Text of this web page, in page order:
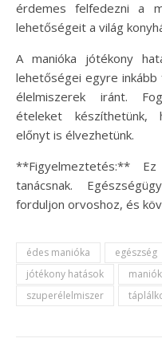
érdemes felfedezni a
lehetőségeit a világ
A manióka jótékony
lehetőségei egyre
élelmiszerek iránt.
ételeket készíthetünk,
előnyt is élvezhetünk.
**Figyelmeztetés:**
tanácsnak.
forduljon orvoshoz, és
édes manióka egészség
jótékony hatások
szuperélelmiszer